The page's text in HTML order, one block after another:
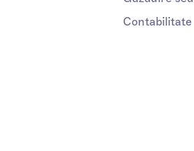
Contabilitate